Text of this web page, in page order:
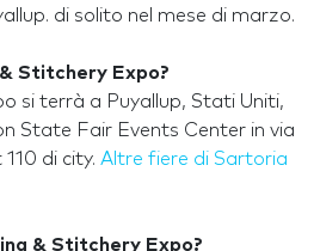
di solito nel mese di marzo.
Stitchery Expo?
si terrà a Puyallup, Stati Uniti,
State Fair Events Center in via
di city. Altre fiere di Sartoria
& Stitchery Expo?